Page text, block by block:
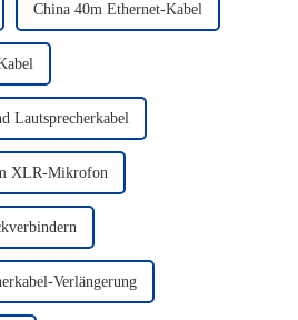
China 40m Ethernet-Kabel
Lautsprecherkabel
XLR-Mikrofon
Verlängerung